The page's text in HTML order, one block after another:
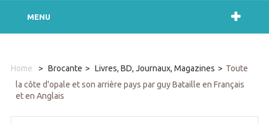
MENU
Home > Brocante > Livres, BD, Journaux, Magazines > Toute
la côte d'opale et son arrière pays par guy Bataille en Français
et en Anglais